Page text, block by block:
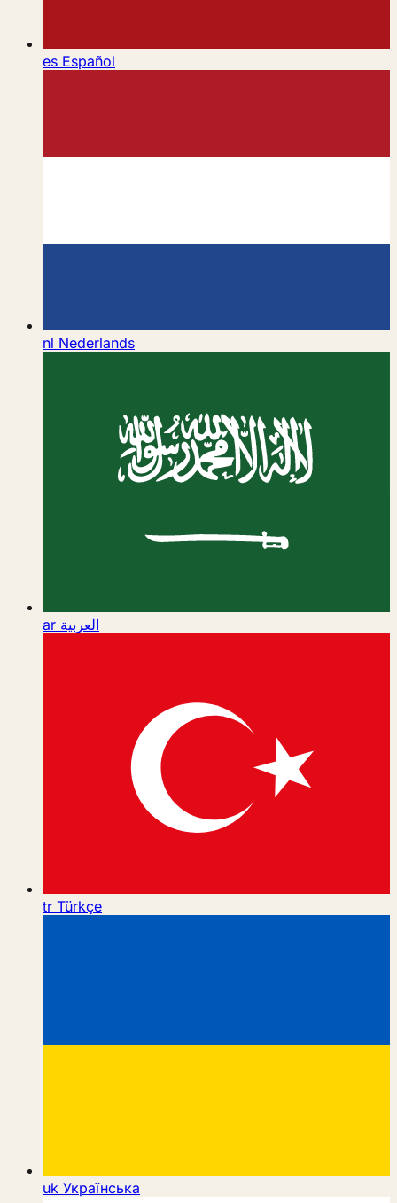
es Español
nl Nederlands
ar العربية
tr Türkçe
uk Українська